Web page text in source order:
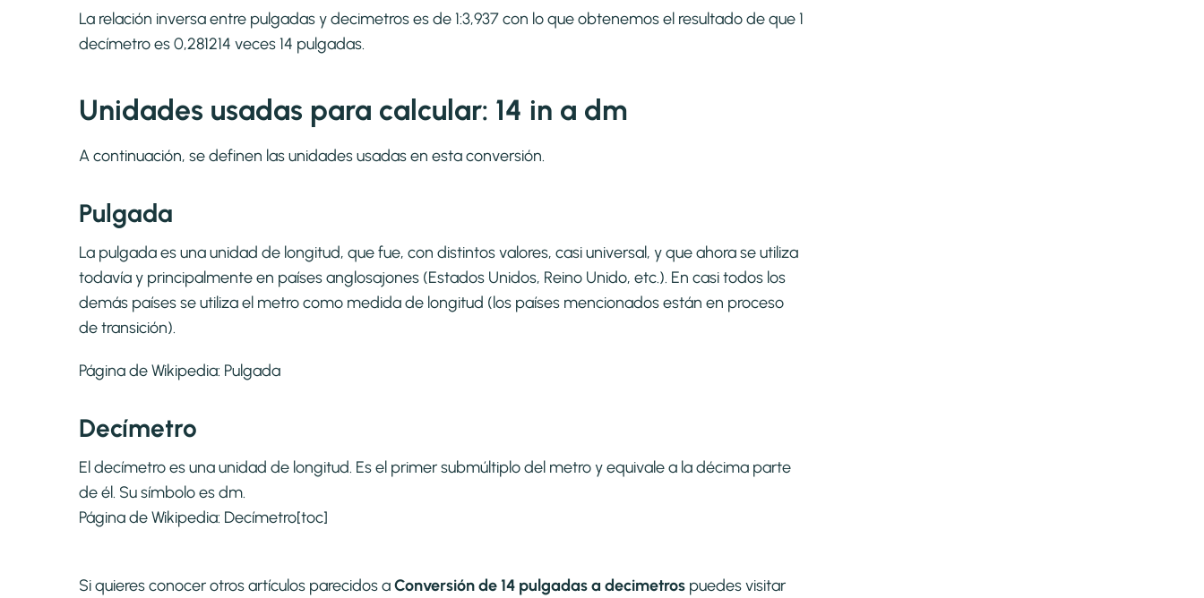
La relación inversa entre pulgadas y decimetros es de 1:3,937 con lo que obtenemos el resultado de que 1
decímetro es 0,281214 veces 14 pulgadas.
Unidades usadas para calcular: 14 in a dm
A continuación, se definen las unidades usadas en esta conversión.
Pulgada
La pulgada es una unidad de longitud, que fue, con distintos valores, casi universal, y que ahora se utiliza
todavía y principalmente en países anglosajones (Estados Unidos, Reino Unido, etc.). En casi todos los
demás países se utiliza el metro como medida de longitud (los países mencionados están en proceso
de transición).
Página de Wikipedia: Pulgada
Decímetro
El decímetro es una unidad de longitud. Es el primer submúltiplo del metro y equivale a la décima parte
de él. Su símbolo es dm.
Página de Wikipedia: Decímetro[toc]
Si quieres conocer otros artículos parecidos aConversión de 14 pulgadas a decimetros puedes visitar